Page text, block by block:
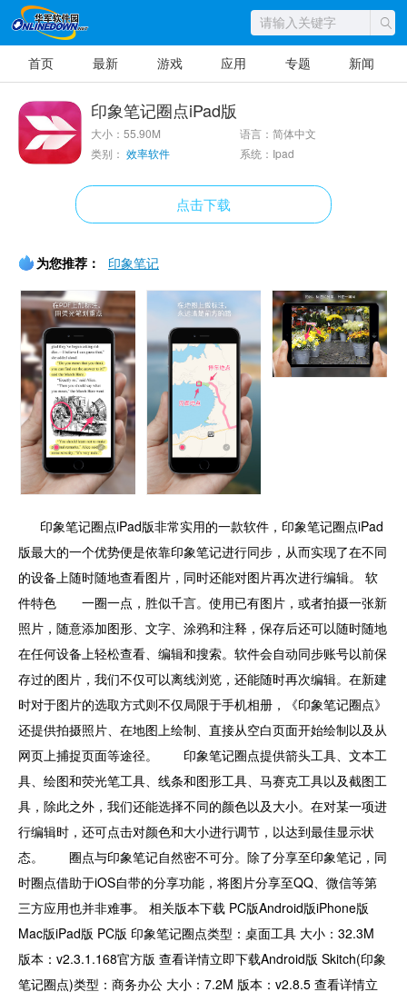
首页 最新 游戏 应用 专题 新闻
印象笔记圈点iPad版
大小：55.90M
语言：简体中文
类别： 效率软件 系统：Ipad
点击下载
为您推荐： 印象笔记
印象笔记圈点iPad版非常实用的一款软件，印象笔记圈点iPad
版最大的一个优势便是依靠印象笔记进行同步，从而实现了在不同
的设备上随时随地查看图片，同时还能对图片再次进行编辑。 软
件特色 一圈一点，胜似千言。使用已有图片，或者拍摄一张新
照片，随意添加图形、文字、涂鸦和注释，保存后还可以随时随地
在任何设备上轻松查看、编辑和搜索。软件会自动同步账号以前保
存过的图片，我们不仅可以离线浏览，还能随时再次编辑。在新建
时对于图片的选取方式则不仅局限于手机相册，《印象笔记圈点》
还提供拍摄照片、在地图上绘制、直接从空白页面开始绘制以及从
网页上捕捉页面等途径。 印象笔记圈点提供箭头工具、文本工
具、绘图和荧光笔工具、线条和图形工具、马赛克工具以及截图工
具，除此之外，我们还能选择不同的颜色以及大小。在对某一项进
行编辑时，还可点击对颜色和大小进行调节，以达到最佳显示状
态。 圈点与印象笔记自然密不可分。除了分享至印象笔记，同
时圈点借助于iOS自带的分享功能，将图片分享至QQ、微信等第
三方应用也并非难事。 相关版本下载 PC版Android版iPhone版
Mac版iPad版 PC版 印象笔记圈点类型：桌面工具 大小：32.3M
版本：v2.3.1.168官方版 查看详情立即下载Android版 Skitch(印象
笔记圈点)类型：商务办公 大小：7.2M 版本：v2.8.5 查看详情立